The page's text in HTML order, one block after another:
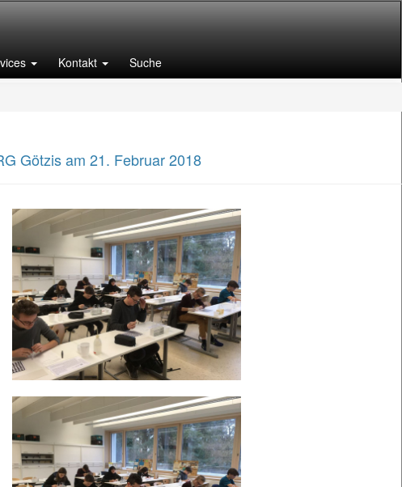
Kontakt Suche
Götzis am 21. Februar 2018